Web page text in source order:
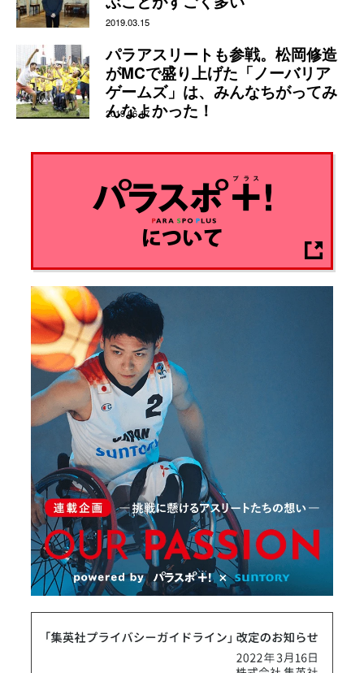
2019.03.15
パラアスリートも参戦。松岡修造
がMCで盛り上げた「ノーバリア
ゲームズ」は、みんなちがってみ
んなよかった！
2019.06.17